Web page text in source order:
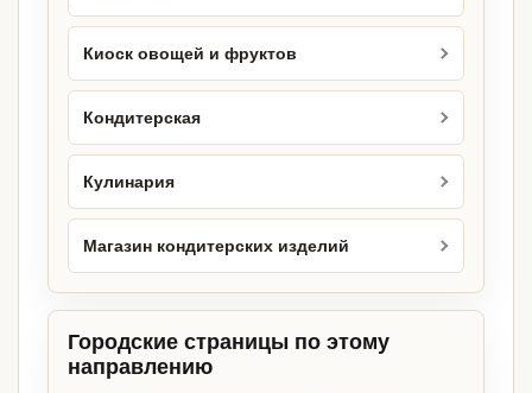
Киоск овощей и фруктов
Кондитерская
Кулинария
Магазин кондитерских изделий
Городские страницы по этому
направлению